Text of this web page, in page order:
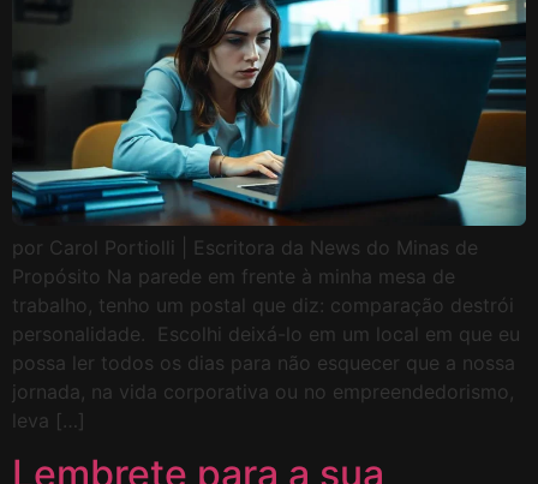
por Carol Portiolli | Escritora da News do Minas de
Propósito Na parede em frente à minha mesa de
trabalho, tenho um postal que diz: comparação destrói
personalidade. Escolhi deixá-lo em um local em que eu
possa ler todos os dias para não esquecer que a nossa
jornada, na vida corporativa ou no empreendedorismo,
leva […]
Lembrete para a sua